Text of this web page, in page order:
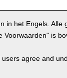
in het Engels.
is
agree and